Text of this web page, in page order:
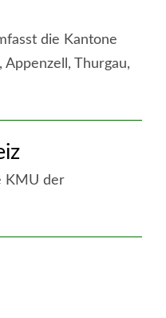
die Kantone
Thurgau,
KMU der